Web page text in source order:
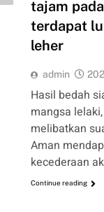
tajam
terdapat
leher
admin
Hasil bedah
mangsa
melibatkan
Aman
kecederaan
Continue reading